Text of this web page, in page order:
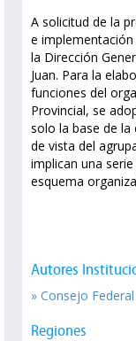
A solicitud de la
e
la Dirección
Juan. Para la
funciones del
Provincial, se
solo la base de
de vista del
implican una
esquema
Autores
» Consejo
Regiones